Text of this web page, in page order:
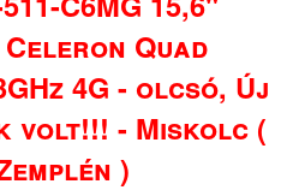
Quad
4G - olcsó, Új
volt!!! - Miskolc (
)